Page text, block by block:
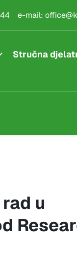
e-mail:
Stručna
u